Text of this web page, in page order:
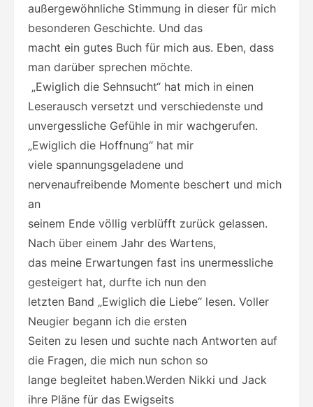
außergewöhnliche Stimmung in dieser für mich
besonderen Geschichte. Und das
macht ein gutes Buch für mich aus. Eben, dass
man darüber sprechen möchte.
„Ewiglich die Sehnsucht“ hat mich in einen
Leserausch versetzt und verschiedenste und
unvergessliche Gefühle in mir wachgerufen.
„Ewiglich die Hoffnung“ hat mir
viele spannungsgeladene und
nervenaufreibende Momente beschert und mich
an
seinem Ende völlig verblüfft zurück gelassen.
Nach über einem Jahr des Wartens,
das meine Erwartungen fast ins unermessliche
gesteigert hat, durfte ich nun den
letzten Band „Ewiglich die Liebe“ lesen. Voller
Neugier begann ich die ersten
Seiten zu lesen und suchte nach Antworten auf
die Fragen, die mich nun schon so
lange begleitet haben.Werden Nikki und Jack
ihre Pläne für das Ewigseits